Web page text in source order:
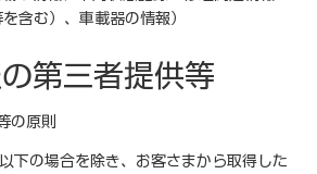
を含む）、車載器の情報）
第三者提供等
の原則
下の場合を除き、お客さまから取得した